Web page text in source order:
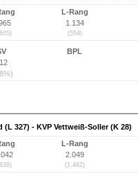
L-Rang
1.134
(554)
BPL
327) - KVP Vettweiß-Soller (K 28)
L-Rang
2.049
(1.462)